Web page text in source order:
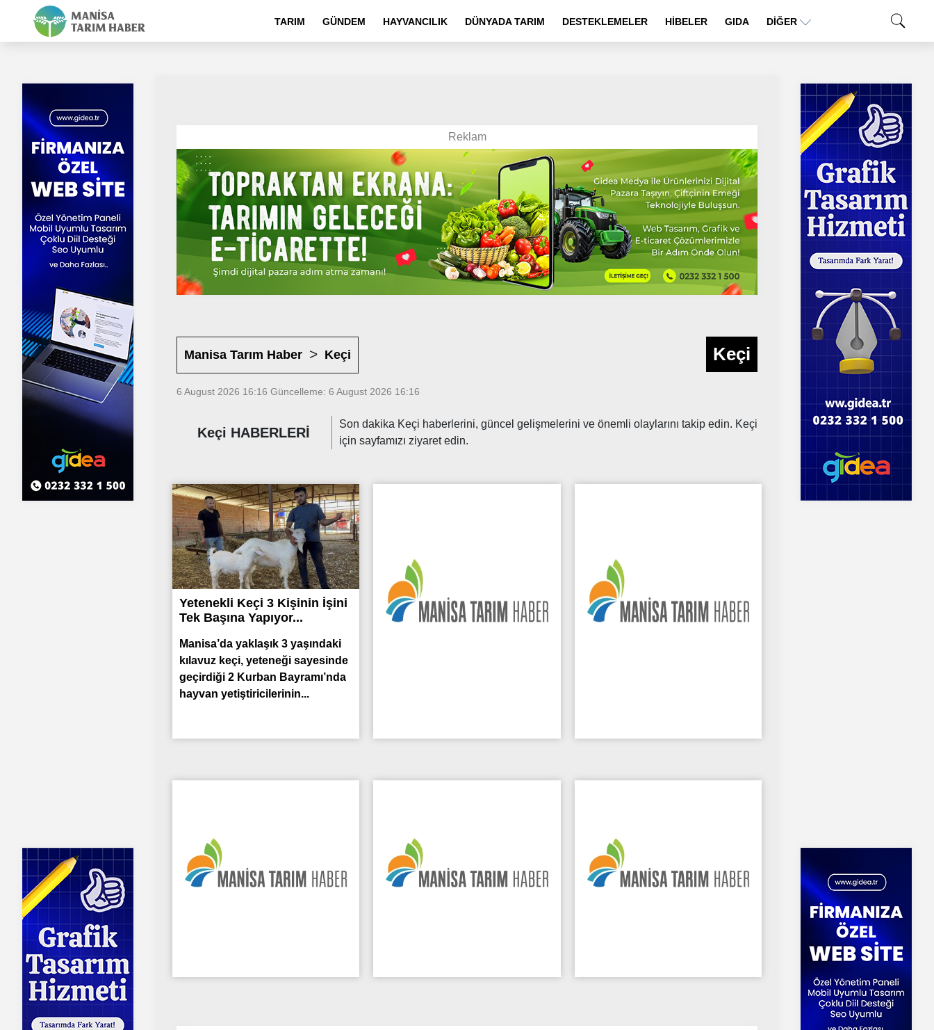
TARIM GÜNDEM HAYVANCILIK DÜNYADA TARIM DESTEKLEMELER HİBELER GIDA DIĞER
Manisa Tarım Haber Keçi Keçi
6 August 2026 16:16 Güncelleme: 6 August 2026 16:16
Keçi HABERLERİ
Son dakika Keçi haberlerini, güncel gelişmelerini ve önemli olaylarını takip edin. Keçi
için sayfamızı ziyaret edin.
Yetenekli Keçi 3 Kişinin İşini
Tek Başına Yapıyor...
Manisa’da yaklaşık 3 yaşındaki
kılavuz keçi, yeteneği sayesinde
geçirdiği 2 Kurban Bayramı’nda
hayvan yetiştiricilerinin...